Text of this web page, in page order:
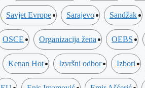
Savjet Evrope Sarajevo Sandžak
OSCE Organizacija žena OEBS
Kenan Hot Izvršni odbor Izbori